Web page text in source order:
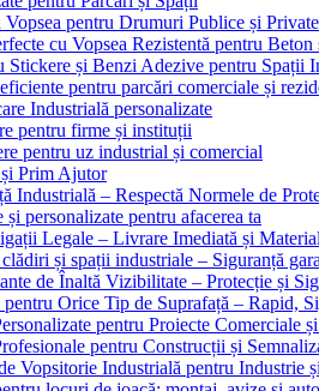
pentru Drumuri Publice și Private
cu Vopsea Rezistentă pentru
și Benzi Adezive pentru Spații
pentru parcări comerciale și
Industrială personalizate
pentru firme și instituții
pentru uz industrial și comercial
Prim Ajutor
Industrială – Respectă Normele de
personalizate pentru afacerea ta
Legale – Livrare Imediată și
și spații industriale – Siguranță
de Înaltă Vizibilitate – Protecție și
Orice Tip de Suprafață – Rapid,
pentru Proiecte Comerciale
pentru Construcții și
Vopsitorie Industrială pentru Industrie